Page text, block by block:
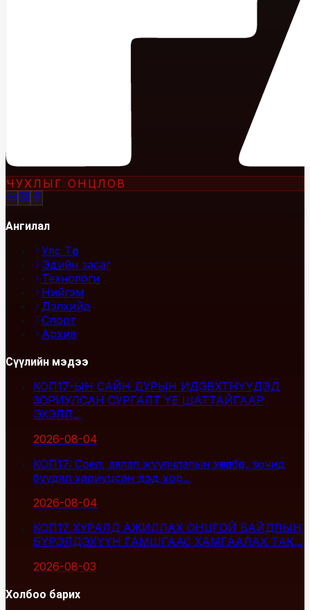
ЧУХЛЫГ ОНЦЛОВ
Ангилал
Улс Төр
Эдийн засаг
Технологи
Нийгэм
Дэлхийд
Спорт
Архив
Сүүлийн мэдээ
КОП17-ЫН САЙН ДУРЫН ИДЭВХТНҮҮДЭД
ЗОРИУЛСАН СУРГАЛТ ҮЕ ШАТТАЙГААР
ЭХЭЛЛ...
2026-08-04
КОП17: Соёл, аялал жуулчлалын хөтөлбөр, зочид
буудал хариуцсан дэд хор...
2026-08-04
КОП17 ХУРАЛД АЖИЛЛАХ ОНЦГОЙ БАЙДЛЫН
БҮРЭЛДЭХҮҮН ГАМШГААС ХАМГААЛАХ ТАК...
2026-08-03
Холбоо барих